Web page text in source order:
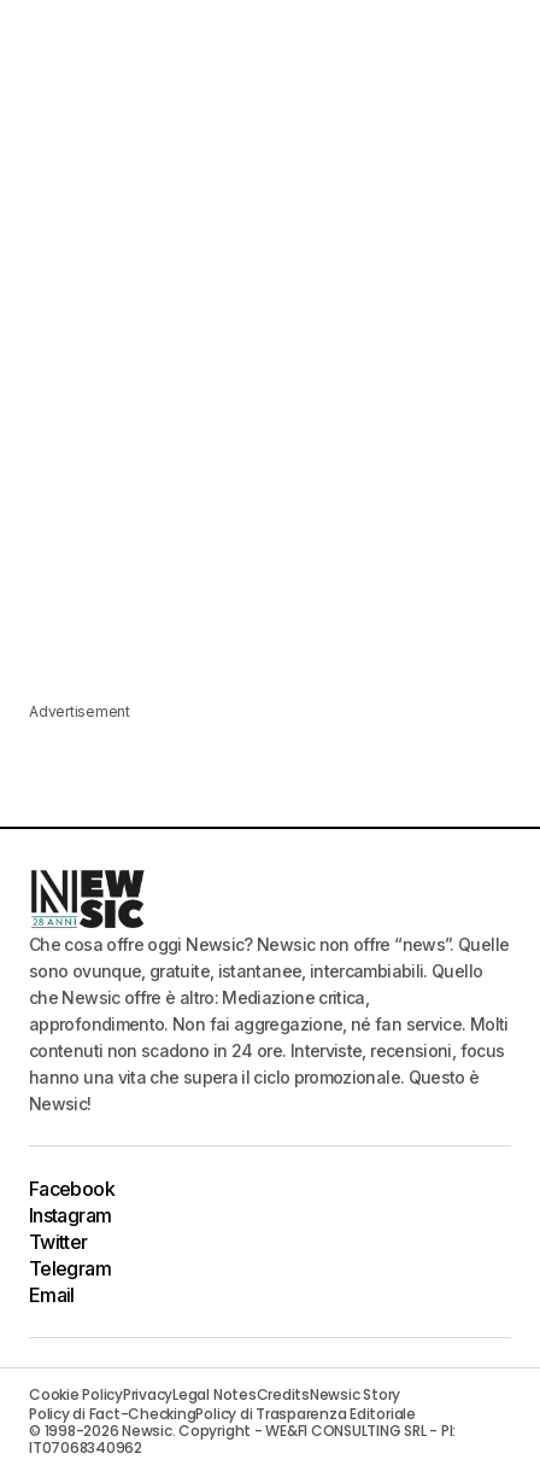
Advertisement
Che cosa offre oggi Newsic? Newsic non offre “news”. Quelle
sono ovunque, gratuite, istantanee, intercambiabili. Quello
che Newsic offre è altro: Mediazione critica,
approfondimento. Non fai aggregazione, né fan service. Molti
contenuti non scadono in 24 ore. Interviste, recensioni, focus
hanno una vita che supera il ciclo promozionale. Questo è
Newsic!
Facebook
Instagram
Twitter
Telegram
Email
Cookie PolicyPrivacyLegal NotesCreditsNewsic Story
Policy di Fact-CheckingPolicy di Trasparenza Editoriale
© 1998-2026 Newsic. Copyright - WE&FI CONSULTING SRL - PI:
IT07068340962